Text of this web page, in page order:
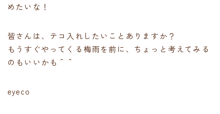
めたいな！
皆さんは、テコ入れしたいことありますか？
もうすぐやってくる梅雨を前に、ちょっと考えてみる
のもいいかも＾＾
eyeco